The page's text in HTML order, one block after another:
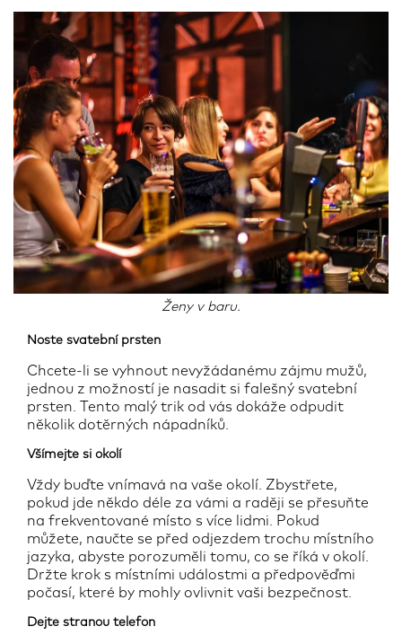
Ženy v baru.
Noste svatební prsten
Chcete-li se vyhnout nevyžádanému zájmu mužů,
jednou z možností je nasadit si falešný svatební
prsten. Tento malý trik od vás dokáže odpudit
několik dotěrných nápadníků.
Všímejte si okolí
Vždy buďte vnímavá na vaše okolí. Zbystřete,
pokud jde někdo déle za vámi a raději se přesuňte
na frekventované místo s více lidmi. Pokud
můžete, naučte se před odjezdem trochu místního
jazyka, abyste porozuměli tomu, co se říká v okolí.
Držte krok s místními událostmi a předpověďmi
počasí, které by mohly ovlivnit vaši bezpečnost.
Dejte stranou telefon